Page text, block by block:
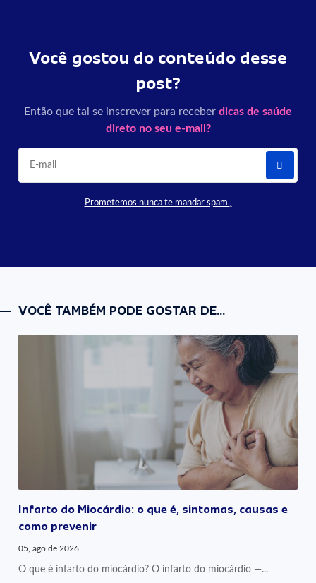
Você gostou do conteúdo desse
post?
Então que tal se inscrever para receber dicas de saúde
direto no seu e-mail?
Prometemos nunca te mandar spam
VOCÊ TAMBÉM PODE GOSTAR DE...
Infarto do Miocárdio: o que é, sintomas, causas e
como prevenir
05, ago de 2026
O que é infarto do miocárdio? O infarto do miocárdio —...